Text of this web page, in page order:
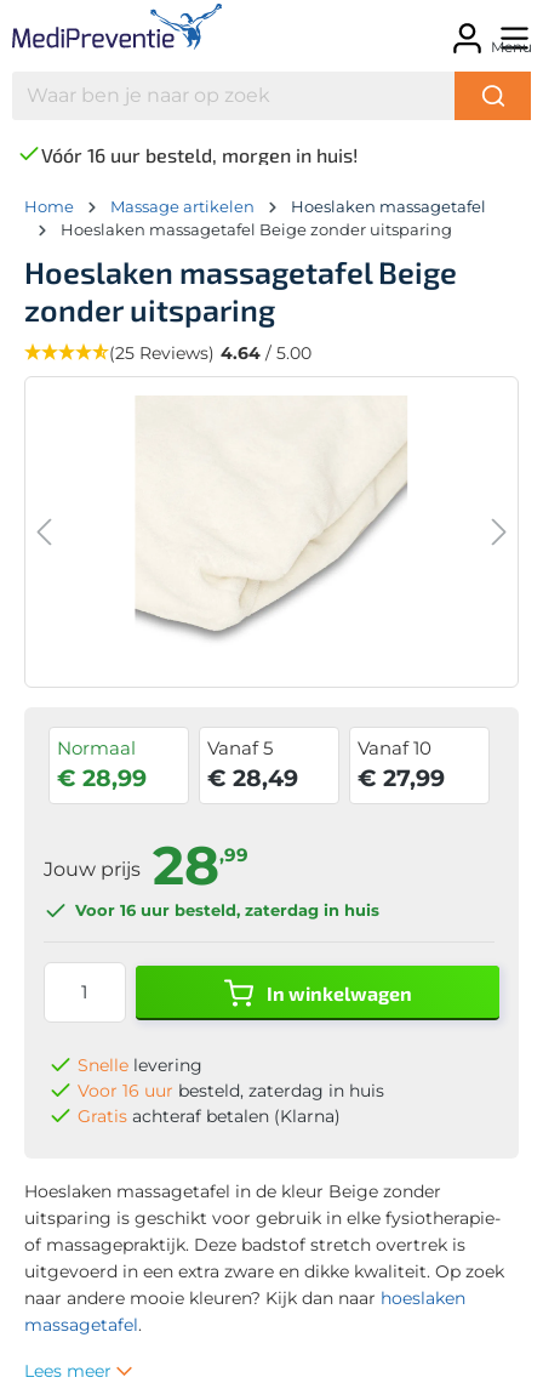
Menu
Vóór 16 uur besteld, morgen in huis!
Home Massage artikelen
Hoeslaken massagetafel
Hoeslaken massagetafel Beige zonder uitsparing
Hoeslaken massagetafel Beige
zonder uitsparing
(25 Reviews) 4.64 / 5.00
Normaal
€ 28,99
Vanaf 5
€ 28,49
Vanaf 10
€ 27,99
Jouw prijs 28,99
Voor 16 uur besteld, zaterdag in huis
In winkelwagen
Snelle levering
Voor 16 uur besteld, zaterdag in huis
Gratis achteraf betalen (Klarna)
Hoeslaken massagetafel in de kleur Beige zonder
uitsparing is geschikt voor gebruik in elke fysiotherapie-
of massagepraktijk. Deze badstof stretch overtrek is
uitgevoerd in een extra zware en dikke kwaliteit. Op zoek
naar andere mooie kleuren? Kijk dan naar hoeslaken
massagetafel.
Lees meer